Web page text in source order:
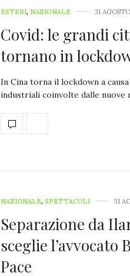
ESTERI, NAZIONALE 31
Covid: le grandi
tornano in
In Cina torna il lockdown a
industriali coinvolte dalle nuove
NAZIONALE, SPETTACOLI 31
Separazione da
sceglie l’avvocato
Pace